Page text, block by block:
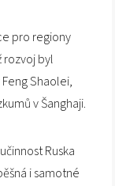
pro regiony
rozvoj byl
Shaolei,
v Šanghaji.
Ruska
i samotné